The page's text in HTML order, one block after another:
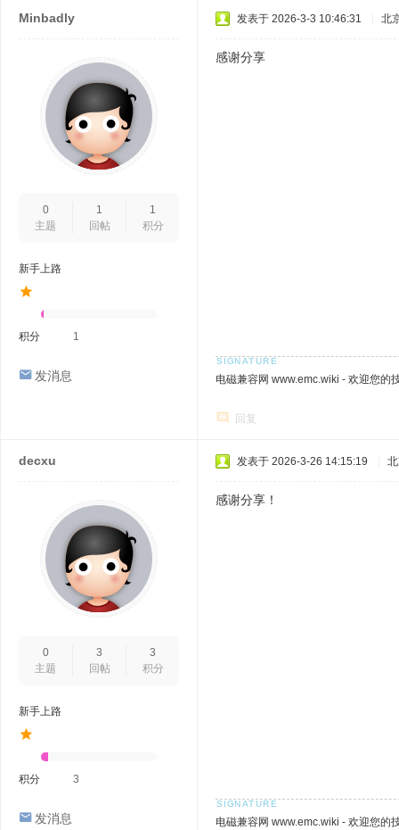
Minbadly
0
主题
1
回帖
1
积分
新手上路
积分 1
发消息
发表于 2026-3-3 10:46:31 北
感谢分享
电磁兼容网 www.emc.wiki - 欢迎您的
回复
decxu
0
主题
3
回帖
3
积分
新手上路
积分 3
发消息
发表于 2026-3-26 14:15:19
感谢分享！
电磁兼容网 www.emc.wiki - 欢迎您的